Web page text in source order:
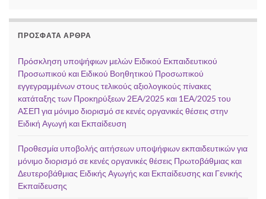
ΠΡΌΣΦΑΤΑ ΆΡΘΡΑ
Πρόσκληση υποψήφιων μελών Ειδικού Εκπαιδευτικού
Προσωπικού και Ειδικού Βοηθητικού Προσωπικού
εγγεγραμμένων στους τελικούς αξιολογικούς πίνακες
κατάταξης των Προκηρύξεων 2ΕΑ/2025 και 1ΕΑ/2025 του
ΑΣΕΠ για μόνιμο διορισμό σε κενές οργανικές θέσεις στην
Ειδική Αγωγή και Εκπαίδευση
Προθεσμία υποβολής αιτήσεων υποψήφιων εκπαιδευτικών για
μόνιμο διορισμό σε κενές οργανικές θέσεις Πρωτοβάθμιας και
Δευτεροβάθμιας Ειδικής Αγωγής και Εκπαίδευσης και Γενικής
Εκπαίδευσης